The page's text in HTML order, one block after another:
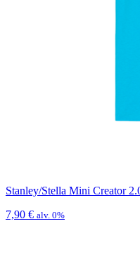
Stanley/Stella Mini Creator
7,90 € alv. 0%